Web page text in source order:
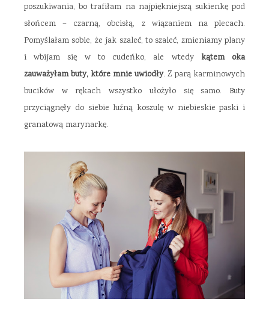
poszukiwania, bo trafiłam na najpiękniejszą sukienkę pod
słońcem – czarną, obcisłą, z wiązaniem na plecach.
Pomyślałam sobie, że jak szaleć, to szaleć, zmieniamy plany
i wbijam się w to cudeńko, ale wtedy kątem oka
zauważyłam buty, które mnie uwiodły. Z parą karminowych
bucików w rękach wszystko ułożyło się samo. Buty
przyciągnęły do siebie luźną koszulę w niebieskie paski i
granatową marynarkę.